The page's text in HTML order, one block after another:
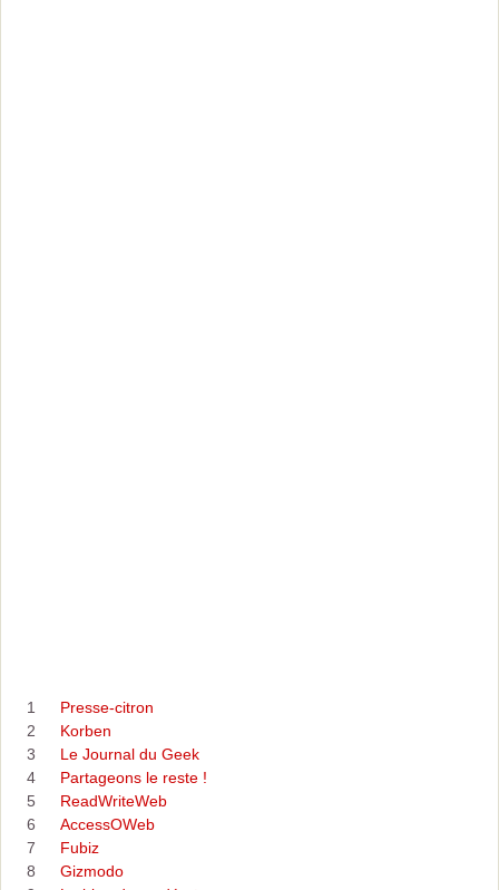
1
Presse-citron
2
Korben
3
Le Journal du Geek
4
Partageons le reste !
5
ReadWriteWeb
6
AccessOWeb
7
Fubiz
8
Gizmodo